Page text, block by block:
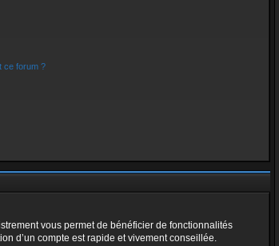
ce forum ?
vous permet de bénéficier de fonctionnalités
d’un compte est rapide et vivement conseillée.